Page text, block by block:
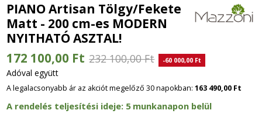
PIANO Artisan Tölgy/Fekete
Matt - 200 cm-es MODERN
NYITHATÓ ASZTAL!
172 100,00 Ft 232 100,00 Ft -60 000,00 Ft
Adóval együtt
A legalacsonyabb ár az akciót megelőző 30 napokban: 163 490,00 Ft
A rendelés teljesítési ideje: 5 munkanapon belül